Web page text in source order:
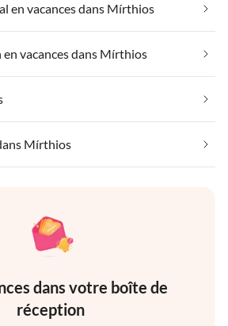
en vacances dans Mírthios
vacances dans Mírthios
Mírthios
dans votre boîte de
réception